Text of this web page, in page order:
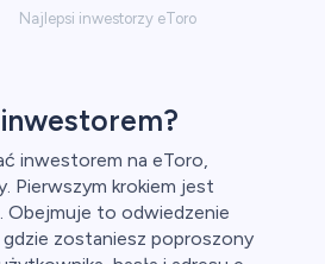
Najlepsi inwestorzy eToro
inwestorem na eToro,
Pierwszym krokiem jest
Obejmuje to odwiedzenie
gdzie zostaniesz poproszony